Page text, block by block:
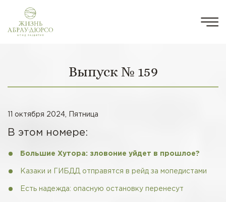
Выпуск № 159
11 октября 2024, Пятница
В этом номере:
Большие Хутора: зловоние уйдет в прошлое?
Казаки и ГИБДД отправятся в рейд за мопедистами
Есть надежда: опасную остановку перенесут